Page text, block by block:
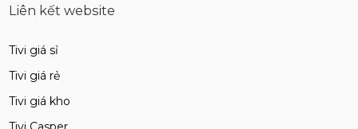
Liên kết website
Tivi giá sỉ
Tivi giá rẻ
Tivi giá kho